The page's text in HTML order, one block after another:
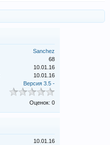
Sanchez
68
10.01.16
10.01.16
Версия 3.5 -
Оценок: 0
10.01.16